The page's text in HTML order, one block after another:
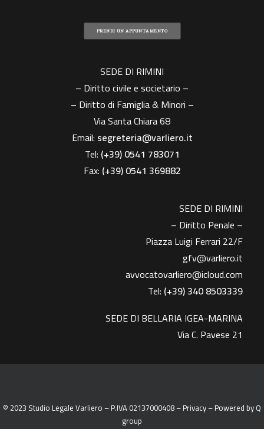
PRENDI UN APPUNTAMENTO
SEDE DI RIMINI
– Diritto civile e societario –
– Diritto di Famiglia & Minori –
Via Santa Chiara 68
Email: segreteria@varliero.it
Tel: (+39) 0541 783071
Fax: (+39)0541 369882
SEDE DI RIMINI
– Diritto Penale –
Piazza Luigi Ferrari 22/F
gfv@varliero.it
avvocatovarliero@icloud.com
Tel: (+39) 340 8503339
SEDE DI BELLARIA IGEA-MARINA
Via C. Pavese 21
© 2023 Studio Legale Varliero – P.IVA 02137000408 –Privacy– Powered byQ
group